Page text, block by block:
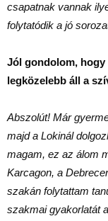
csapatnak vannak
folytatódik a jó
Jól gondolom,
legközelebb áll a
Abszolút! Már
majd a Lokinál
magam, ez az álom
Karcagon, a
szakán folytattam
szakmai gyakorlatát